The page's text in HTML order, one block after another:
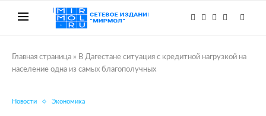
Главная страница » В Дагестане ситуация с кредитной нагрузкой на
население одна из самых благополучных
Новости Экономика